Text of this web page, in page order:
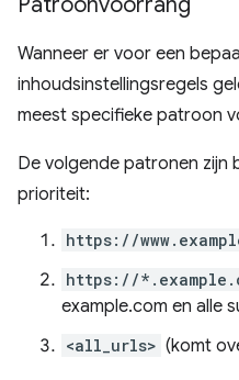
Wanneer er voor een
inhoudsinstellingsregels
meest specifieke patroon
De volgende patronen
prioriteit:
https://
https://
example.com en alle
<all_urls> (komt